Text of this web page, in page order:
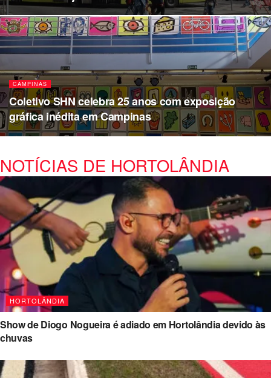
CAMPINAS
Coletivo SHN celebra 25 anos com exposição
gráfica inédita em Campinas
NOTÍCIAS DE HORTOLÂNDIA
HORTOLÂNDIA
Show de Diogo Nogueira é adiado em Hortolândia devido às
chuvas